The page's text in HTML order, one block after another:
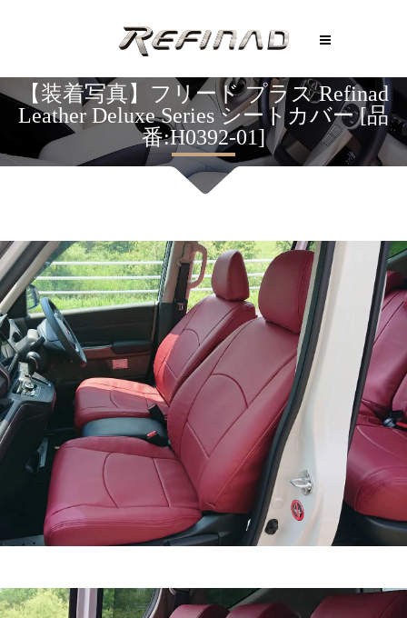
【装着写真】フリード プラス Refinad
Leather Deluxe Series シートカバー [品
番:H0392-01]